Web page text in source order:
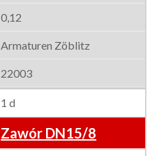
0,12
Armaturen Zöblitz
22003
1 d
Zawór DN15/8